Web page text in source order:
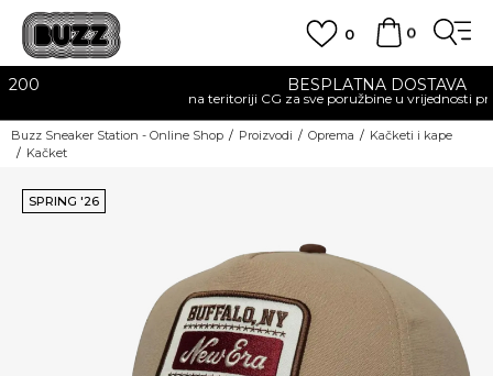
0
0
BESPLATNA DOSTAVA
na teritoriji CG za sve poružbine u vrijednosti preko 30 EUR
Buzz Sneaker Station - Online Shop Proizvodi Oprema
Kačketi i kape
Kačket
SPRING '26